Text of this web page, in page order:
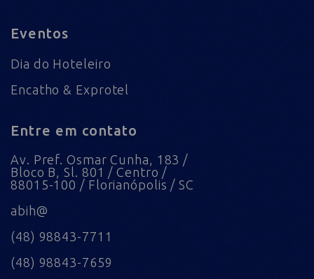
Eventos
Dia do Hoteleiro
Encatho & Exprotel
Entre em contato
Av. Pref. Osmar Cunha, 183 /
Bloco B, Sl. 801 / Centro /
88015-100 / Florianópolis / SC
abih@
(48) 98843-7711
(48) 98843-7659